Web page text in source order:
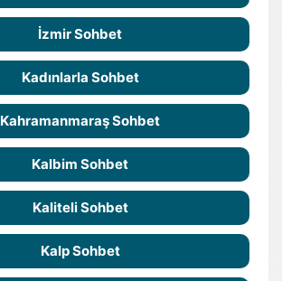
İzmir Sohbet
Kadınlarla Sohbet
Kahramanmaraş Sohbet
Kalbim Sohbet
Kaliteli Sohbet
Kalp Sohbet